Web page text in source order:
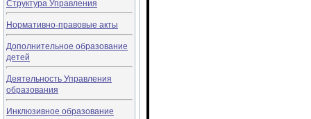
Структура Управления
Нормативно-правовые акты
Дополнительное образование
детей
Деятельность Управления
образования
Инклюзивное образование